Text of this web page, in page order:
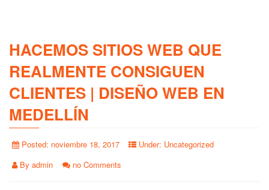
HACEMOS SITIOS WEB QUE
REALMENTE CONSIGUEN
CLIENTES | DISEÑO WEB EN
MEDELLÍN
Posted: noviembre 18, 2017 Under: Uncategorized
By admin no Comments